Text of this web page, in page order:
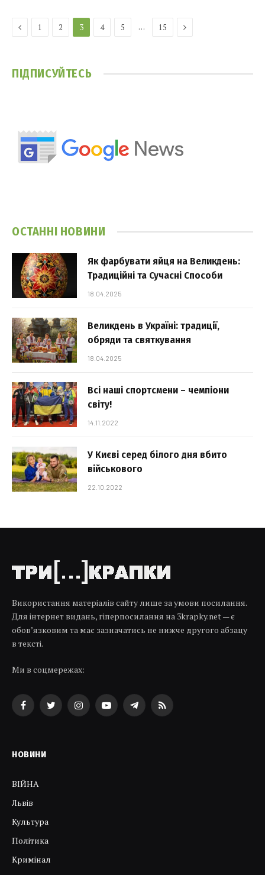
Previous
1 2 3 4 5 … 15 Next
ПІДПИСУЙТЕСЬ
ОСТАННІ НОВИНИ
Як фарбувати яйця на Великдень:
Традиційні та Сучасні Способи
18.04.2025
Великдень в Україні: традиції,
обряди та святкування
18.04.2025
Всі наші спортсмени – чемпіони
світу!
14.11.2022
У Києві серед білого дня вбито
військового
22.10.2022
Використання матеріалів сайту лише за умови посилання.
Для інтернет видань, гіперпосилання на 3krapky.net — є
обов’язковим та має зазначатись не нижче другого абзацу
в тексті.
Ми в соцмережах:
FacebookTwitterInstagramYouTubeTelegramRSS
НОВИНИ
ВІЙНА
Львів
Культура
Політика
Кримінал